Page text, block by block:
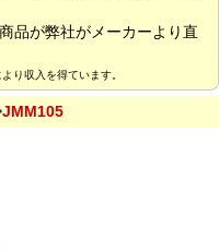
品が弊社がメーカーより直
り収入を得ています。
JMM105